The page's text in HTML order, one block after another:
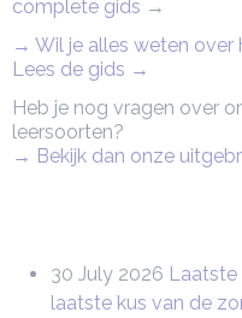
complete gids →
→ Wil je alles weten over
Lees de gids →
Heb je nog vragen over
leersoorten?
→ Bekijk dan onze
30 July 2026 Laatste
laatste kus van de